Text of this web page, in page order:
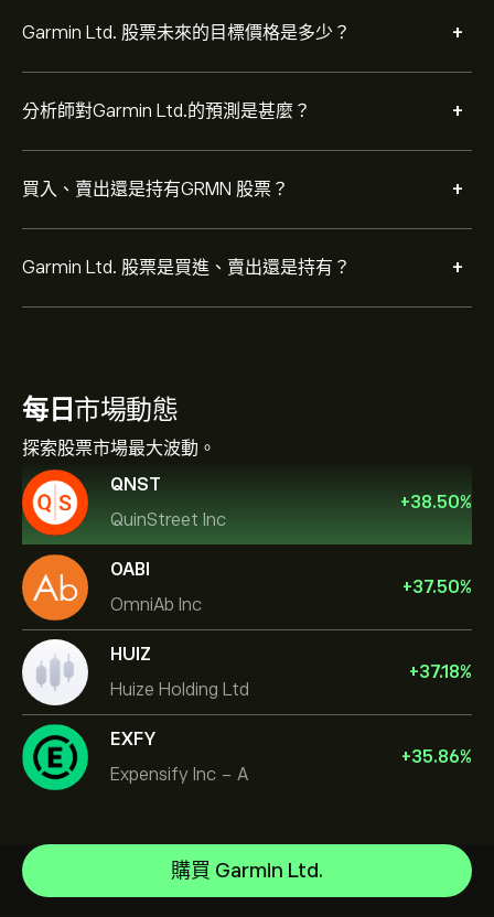
Garmin Ltd. 股票未來的目標價格是多少？ +
分析師對Garmin Ltd.的預測是甚麼？ +
買入、賣出還是持有GRMN 股票？ +
Garmin Ltd. 股票是買進、賣出還是持有？ +
每日 市場動態
探索股票市場最大波動。
QNST
QuinStreet Inc
+38.50%
OABI
OmniAb Inc
+37.50%
HUIZ
Huize Holding Ltd
+37.18%
EXFY
Expensify Inc - A
+35.86%
購買 Garmin Ltd.
Celestica Inc
Alphabet
Meta Platforms Inc
如何存款
如何提款
CopyTrading 如何運作
負責任的交易